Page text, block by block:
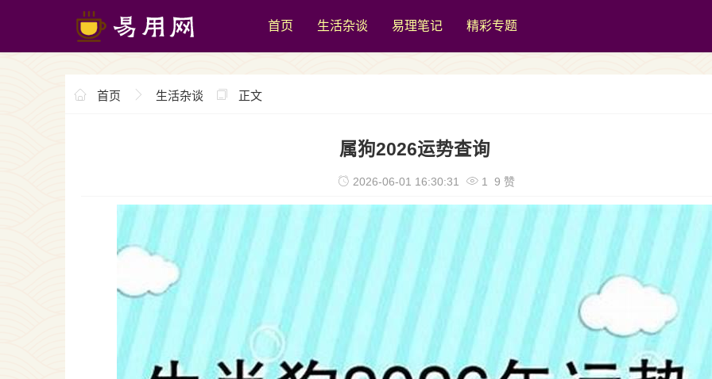
首页 生活杂谈 易理笔记 精彩专题
首页 生活杂谈 正文
属狗2026运势查询
2026-06-01 16:30:31 1 9 赞